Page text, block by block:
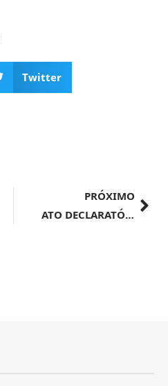
Twitter
PRÓXIMO
ATO DECLARATÓRIO EXECUTIVO Nº 6, DE 26 DE JUNHO DE 2024